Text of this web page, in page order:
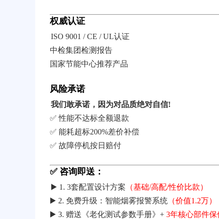
权威认证
ISO 9001 / CE / UL认证
中检集团检测报告
国家节能中心推荐产品
风险承诺
我们敢承诺，因为对品质绝对自信!
✅ 性能不达标全额退款
✅ 能耗超标200%差价补偿
✅ 故障停机按日赔付
✅ 咨询即送：
▶️ 1. 3套配置设计方案 （基础/高配/性价比款）
▶️ 2. 免费升级：智能烟雾报警系统 （价值1.2万）
▶️ 3. 赠送《老化测试参数手册》+ 3年核心部件保